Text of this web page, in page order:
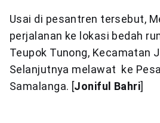
Usai di pesantren tersebut,
perjalanan ke lokasi bedah
Teupok Tunong, Kecamatan
Selanjutnya melawat ke
Samalanga. [Joniful Bahri]